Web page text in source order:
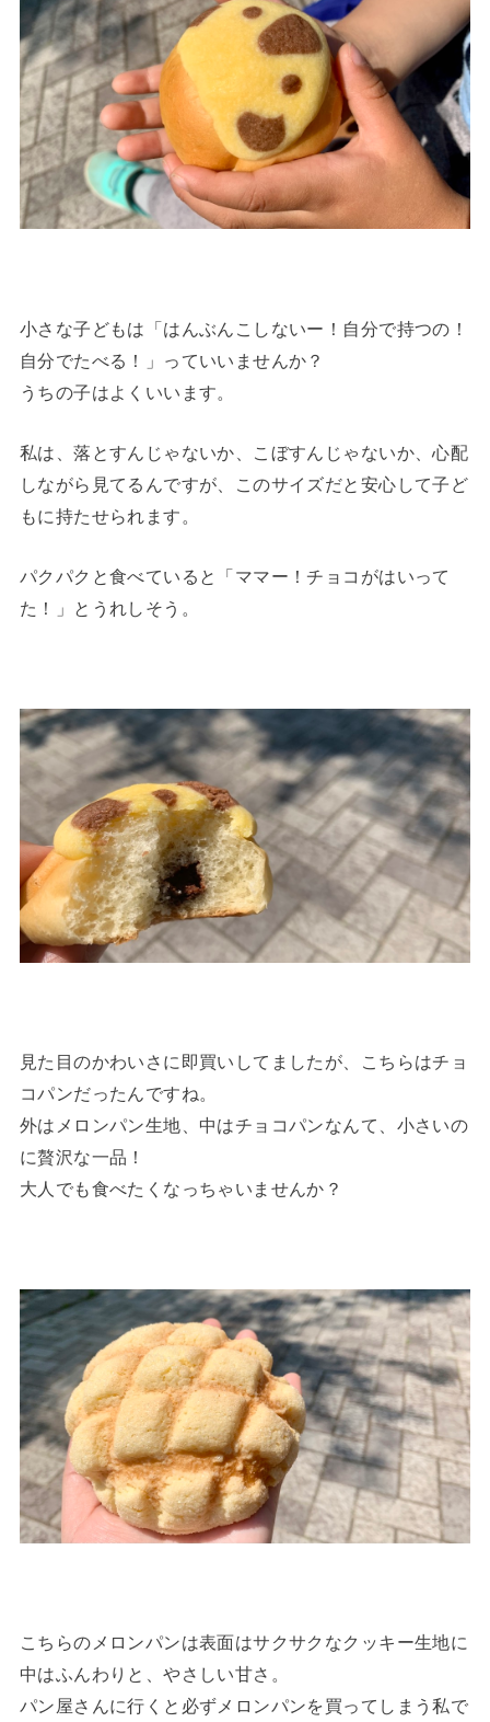
小さな子どもは「はんぶんこしないー！自分で持つの！
自分でたべる！」っていいませんか？
うちの子はよくいいます。
私は、落とすんじゃないか、こぼすんじゃないか、心配
しながら見てるんですが、このサイズだと安心して子ど
もに持たせられます。
パクパクと食べていると「ママー！チョコがはいって
た！」とうれしそう。
見た目のかわいさに即買いしてましたが、こちらはチョ
コパンだったんですね。
外はメロンパン生地、中はチョコパンなんて、小さいの
に贅沢な一品！
大人でも食べたくなっちゃいませんか？
こちらのメロンパンは表面はサクサクなクッキー生地に
中はふんわりと、やさしい甘さ。
パン屋さんに行くと必ずメロンパンを買ってしまう私で